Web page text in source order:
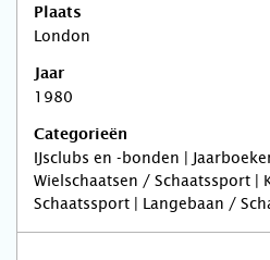
Plaats
London
Jaar
1980
Categorieën
IJsclubs en -bonden |
Wielschaatsen / Schaatssport |
Schaatssport | Langebaan /